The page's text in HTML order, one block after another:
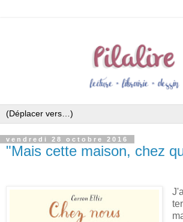
vendredi 28 octobre 2016
"Mais cette maison, chez